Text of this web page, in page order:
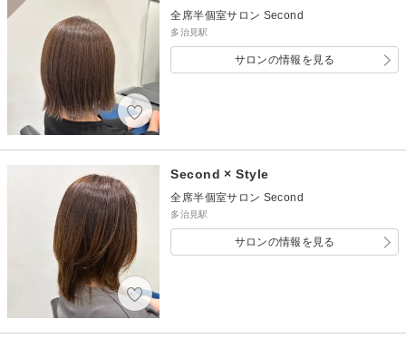
全席半個室サロン Second
多治見駅
サロンの情報を見る
Second × Style
全席半個室サロン Second
多治見駅
サロンの情報を見る